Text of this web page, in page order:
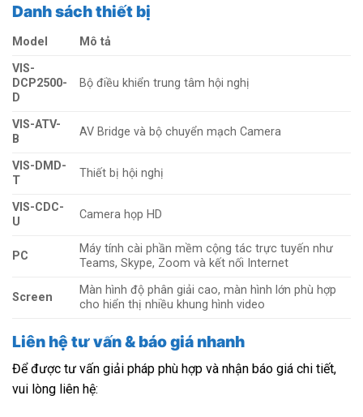
Danh sách thiết bị
Model
Mô tả
VIS-
DCP2500-
D
Bộ điều khiển trung tâm hội nghị
VIS-ATV-
B
AV Bridge và bộ chuyển mạch Camera
VIS-DMD-
T
Thiết bị hội nghị
VIS-CDC-
U
Camera họp HD
PC
Máy tính cài phần mềm cộng tác trực tuyến như
Teams, Skype, Zoom và kết nối Internet
Screen
Màn hình độ phân giải cao, màn hình lớn phù hợp
cho hiển thị nhiều khung hình video
Liên hệ tư vấn & báo giá nhanh
Để được tư vấn giải pháp phù hợp và nhận báo giá chi tiết,
vui lòng liên hệ: